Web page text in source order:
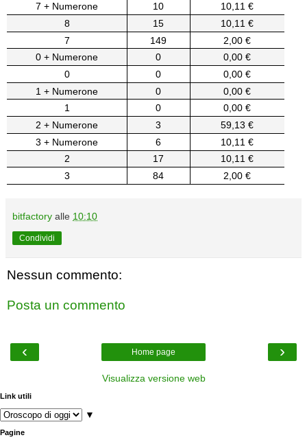
7 + Numerone
10
10,11 €
8
15
10,11 €
7
149
2,00 €
0 + Numerone
0
0,00 €
0
0
0,00 €
1 + Numerone
0
0,00 €
1
0
0,00 €
2 + Numerone
3
59,13 €
3 + Numerone
6
10,11 €
2
17
10,11 €
3
84 2,00 €
bitfactory alle 10:10
Condividi
Nessun commento:
Posta un commento
‹ ›
Home page
Visualizza versione web
Link utili
▼
Pagine